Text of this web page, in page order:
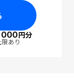
円分
あり